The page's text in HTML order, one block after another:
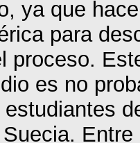
ya que
para
proceso.
es no